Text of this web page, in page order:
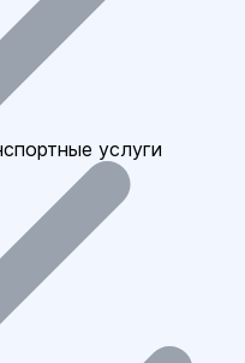
услуги